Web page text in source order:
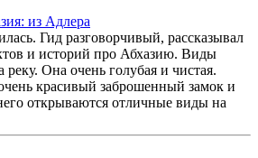
из Адлера
Гид разговорчивый, рассказывал
и историй про Абхазию. Виды
Она очень голубая и чистая.
красивый заброшенный замок и
открываются отличные виды на